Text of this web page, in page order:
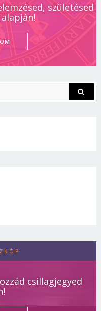
születésed
csillagjegyed